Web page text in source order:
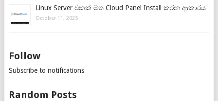
Linux Server එකක් මත Cloud Panel Install කරන ආකාරය
October 11, 2025
Follow
Subscribe to notifications
Random Posts